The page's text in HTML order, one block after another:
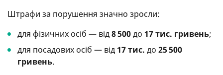
Штрафи за порушення значно зросли:
для фізичних осіб — від8 500до 17 тис. гривень;
для посадових осіб — від 17 тис. до 25 500
гривень.